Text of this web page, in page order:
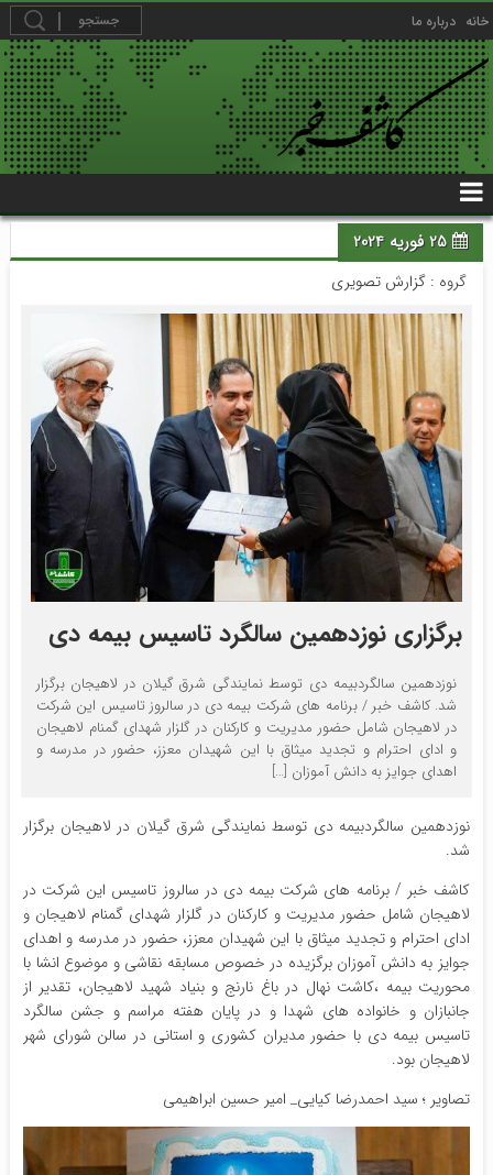
خانه درباره ما
25 فوریه 2024
گروه :گزارش تصویری
برگزاری نوزدهمین سالگرد تاسیس بیمه دی
نوزدهمین سالگردبیمه دی توسط نمایندگی شرق گیلان در لاهیجان برگزار
شد. کاشف خبر / برنامه های شرکت بیمه دی در سالروز تاسیس این شرکت
در لاهیجان شامل حضور مدیریت و کارکنان در گلزار شهدای گمنام لاهیجان
و ادای احترام و تجدید میثاق با این شهیدان معزز، حضور در مدرسه و
اهدای جوایز به دانش آموزان […]
نوزدهمین سالگردبیمه دی توسط نمایندگی شرق گیلان در لاهیجان برگزار
شد.
کاشف خبر / برنامه های شرکت بیمه دی در سالروز تاسیس این شرکت در
لاهیجان شامل حضور مدیریت و کارکنان در گلزار شهدای گمنام لاهیجان و
ادای احترام و تجدید میثاق با این شهیدان معزز، حضور در مدرسه و اهدای
جوایز به دانش آموزان برگزیده در خصوص مسابقه نقاشی و موضوع انشا با
محوریت بیمه ،کاشت نهال در باغ نارنج و بنیاد شهید لاهیجان، تقدیر از
جانبازان و خانواده های شهدا و در پایان هفته مراسم و جشن سالگرد
تاسیس بیمه دی با حضور مدیران کشوری و استانی در سالن شورای شهر
لاهیجان بود.
تصاویر ؛ سید احمدرضا کیایی_ امیر حسین ابراهیمی